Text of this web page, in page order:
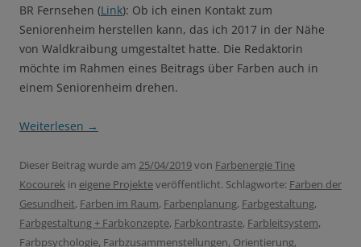
BR Fernsehen (Link): Ob ich einen Kontakt zum
Seniorenheim herstellen kann, das ich 2017 in der Nähe
von Waldkraibung umgestaltet hatte. Die Redaktorin
möchte im Rahmen eines Beitrags über Farben auch in
einem Seniorenheim drehen.
Weiterlesen →
Dieser Beitrag wurde am 25/04/2019von Farbenergie Tine
Kocourek in eigene Projekteveröffentlicht. Schlagworte: Farben der
Gesundheit, Farben im Raum, Farbenplanung, Farbgestaltung,
Farbgestaltung + Farbkonzepte, Farbkontraste, Farbleitsystem,
Farbpsychologie, Farbzusammenstellungen, Orientierung,